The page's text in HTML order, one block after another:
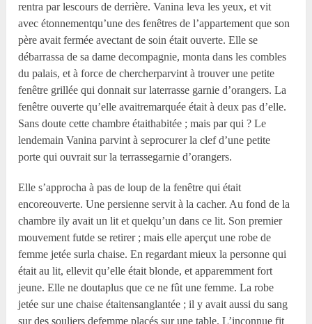
rentra par lescours de derrière. Vanina leva les yeux, et vit
avec étonnementqu’une des fenêtres de l’appartement que son
père avait fermée avectant de soin était ouverte. Elle se
débarrassa de sa dame decompagnie, monta dans les combles
du palais, et à force de chercherparvint à trouver une petite
fenêtre grillée qui donnait sur laterrasse garnie d’orangers. La
fenêtre ouverte qu’elle avaitremarquée était à deux pas d’elle.
Sans doute cette chambre étaithabitée ; mais par qui ? Le
lendemain Vanina parvint à seprocurer la clef d’une petite
porte qui ouvrait sur la terrassegarnie d’orangers.
Elle s’approcha à pas de loup de la fenêtre qui était
encoreouverte. Une persienne servit à la cacher. Au fond de la
chambre ily avait un lit et quelqu’un dans ce lit. Son premier
mouvement futde se retirer ; mais elle aperçut une robe de
femme jetée surla chaise. En regardant mieux la personne qui
était au lit, ellevit qu’elle était blonde, et apparemment fort
jeune. Elle ne doutaplus que ce ne fût une femme. La robe
jetée sur une chaise étaitensanglantée ; il y avait aussi du sang
sur des souliers defemme placés sur une table. L’inconnue fit